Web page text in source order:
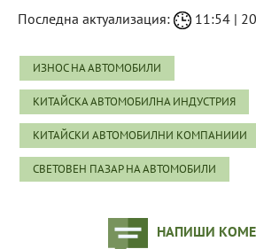
Последна актуализация: 11:54 |
ИЗНОС НА АВТОМОБИЛИ
КИТАЙСКА АВТОМОБИЛНА ИНДУСТРИЯ
КИТАЙСКИ АВТОМОБИЛНИ КОМПАНИИИ
СВЕТОВЕН ПАЗАР НА АВТОМОБИЛИ
НАПИШИ